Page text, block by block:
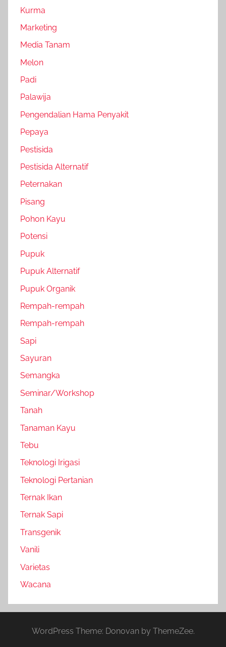
Kurma
Marketing
Media Tanam
Melon
Padi
Palawija
Pengendalian Hama Penyakit
Pepaya
Pestisida
Pestisida Alternatif
Peternakan
Pisang
Pohon Kayu
Potensi
Pupuk
Pupuk Alternatif
Pupuk Organik
Rempah-rempah
Rempah-rempah
Sapi
Sayuran
Semangka
Seminar/Workshop
Tanah
Tanaman Kayu
Tebu
Teknologi Irigasi
Teknologi Pertanian
Ternak Ikan
Ternak Sapi
Transgenik
Vanili
Varietas
Wacana
WordPress Theme: Donovan by ThemeZee.